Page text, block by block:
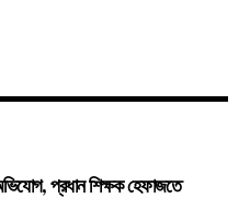
প্রধান শিক্ষক হেফাজতে